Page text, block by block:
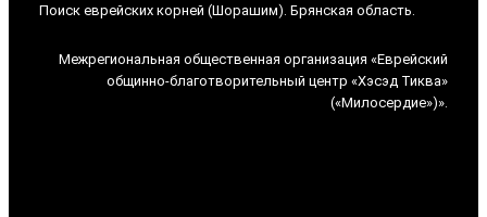
Поиск еврейских корней (Шорашим). Брянская область.
Межрегиональная общественная организация «Еврейский
общинно-благотворительный центр «Хэсэд Тиква»
(«Милосердие»)».